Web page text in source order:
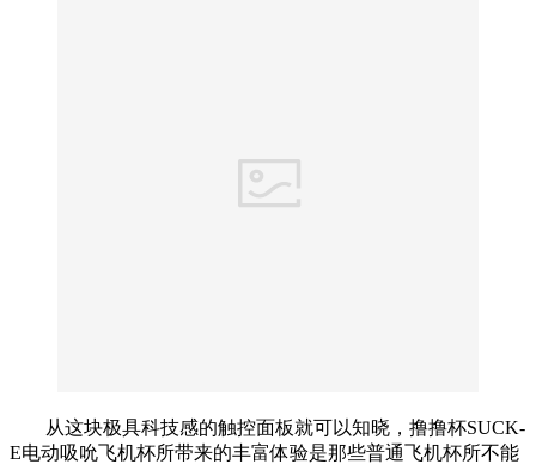
从这块极具科技感的触控面板就可以知晓，撸撸杯SUCK-
E电动吸吮飞机杯所带来的丰富体验是那些普通飞机杯所不能